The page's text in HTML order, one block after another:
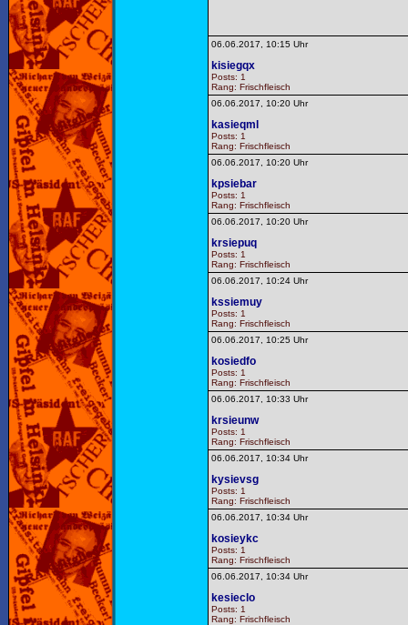
06.06.2017, 10:15 Uhr
kisiegqx
Posts: 1
Rang: Frischfleisch
06.06.2017, 10:20 Uhr
kasieqml
Posts: 1
Rang: Frischfleisch
06.06.2017, 10:20 Uhr
kpsiebar
Posts: 1
Rang: Frischfleisch
06.06.2017, 10:20 Uhr
krsiepuq
Posts: 1
Rang: Frischfleisch
06.06.2017, 10:24 Uhr
kssiemuy
Posts: 1
Rang: Frischfleisch
06.06.2017, 10:25 Uhr
kosiedfo
Posts: 1
Rang: Frischfleisch
06.06.2017, 10:33 Uhr
krsieunw
Posts: 1
Rang: Frischfleisch
06.06.2017, 10:34 Uhr
kysievsg
Posts: 1
Rang: Frischfleisch
06.06.2017, 10:34 Uhr
kosieykc
Posts: 1
Rang: Frischfleisch
06.06.2017, 10:34 Uhr
kesieclo
Posts: 1
Rang: Frischfleisch